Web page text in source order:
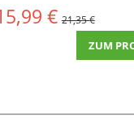
€ 21,35 €
ZUM